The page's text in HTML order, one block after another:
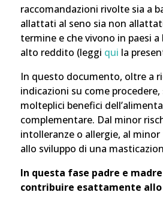
raccomandazioni rivolte sia a
allattati al seno sia non
termine e che vivono in paesi a
alto reddito (leggi qui la
In questo documento, oltre a
indicazioni su come
molteplici benefici
complementare. Dal minor
intolleranze o allergie, al
allo sviluppo di una
In questa fase padre e
contribuire esattamente allo